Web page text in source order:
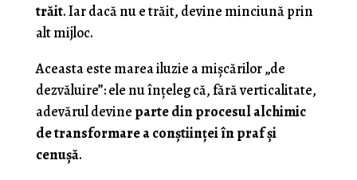
trăit. Iar dacă nu e trăit, devine minciună prin
alt mijloc.
Aceasta este marea iluzie a mișcărilor „de
dezvăluire”: ele nu înțeleg că, fără verticalitate,
adevărul devine parte din procesul alchimic
de transformare a conștiinței în praf și
cenușă.